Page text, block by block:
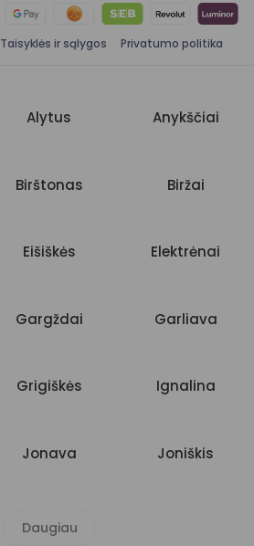
Taisyklės ir sąlygos Privatumo politika
Alytus Anykščiai
Birštonas Biržai
Eišiškės Elektrėnai
Gargždai Garliava
Grigiškės Ignalina
Jonava Joniškis
Daugiau